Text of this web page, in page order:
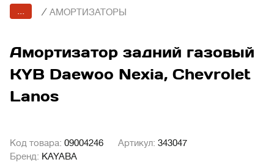
... / АМОРТИЗАТОРЫ
Амортизатор задний газовый
KYB Daewoo Nexia, Chevrolet
Lanos
Код товара: 09004246 Артикул: 343047
Бренд: KAYABA